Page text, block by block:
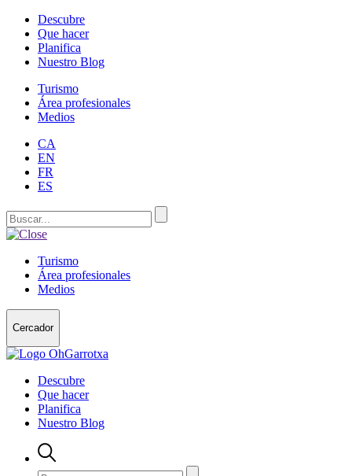
Descubre
Que hacer
Planifica
Nuestro Blog
Turismo
Área profesionales
Medios
CA
EN
FR
ES
Turismo
Área profesionales
Medios
Cercador
Descubre
Que hacer
Planifica
Nuestro Blog